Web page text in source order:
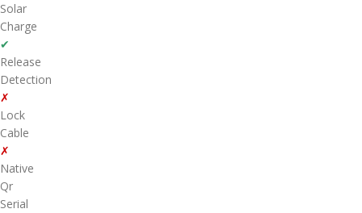
Solar
Charge
✔
Release
Detection
✗
Lock
Cable
✗
Native
Qr
Serial